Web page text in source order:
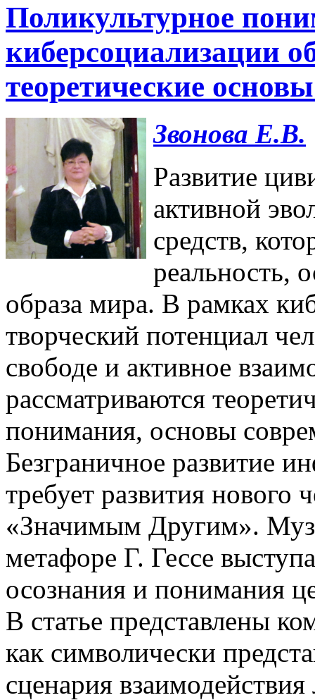
Поликультурное
киберсоциализации
теоретические
Звонова Е.В.
Развитие
активной
средств,
реальность,
образа мира. В рамках
творческий потенциал
свободе и активное
рассматриваются
понимания, основы
Безграничное развитие
требует развития нового
«Значимым Другим».
метафоре Г. Гессе
осознания и понимания
В статье представлены
как символически
сценария